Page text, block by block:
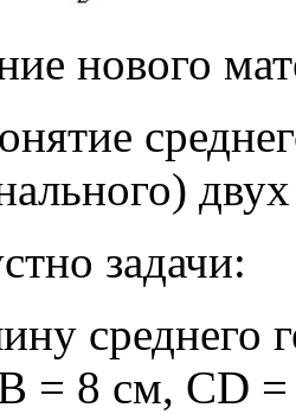
нового
двух
задачи:
среднего
= 8 см, СD =